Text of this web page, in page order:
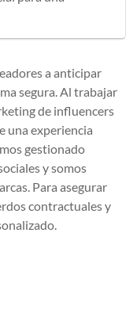
a anticipar
segura. Al trabajar
de influencers
una experiencia
gestionado
y somos
Para asegurar
contractuales y